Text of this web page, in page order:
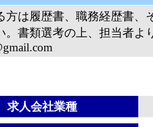
方は履歴書、職務経歴書、
。書類選考の上、担当者よ
求人会社業種